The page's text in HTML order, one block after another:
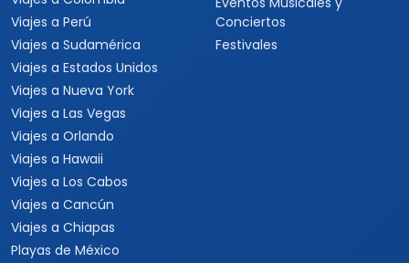
Viajes a Perú
Viajes a Sudamérica
Viajes a Estados Unidos
Viajes a Nueva York
Viajes a Las Vegas
Viajes a Orlando
Viajes a Hawaii
Viajes a Los Cabos
Viajes a Cancún
Viajes a Chiapas
Playas de México
Conciertos
Festivales